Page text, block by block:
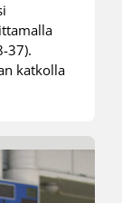
37).
katkolla